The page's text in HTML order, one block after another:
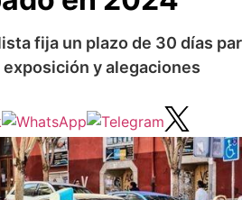
fija un plazo de 30 días
exposición y alegaciones